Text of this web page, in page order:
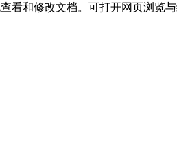
看和修改文档。可打开网页浏览